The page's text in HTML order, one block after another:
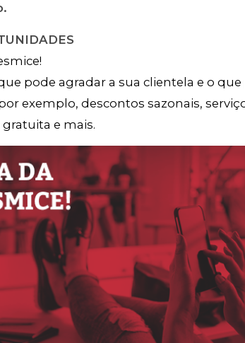
pode agradar a sua clientela e o
exemplo, descontos sazonais,
e mais.